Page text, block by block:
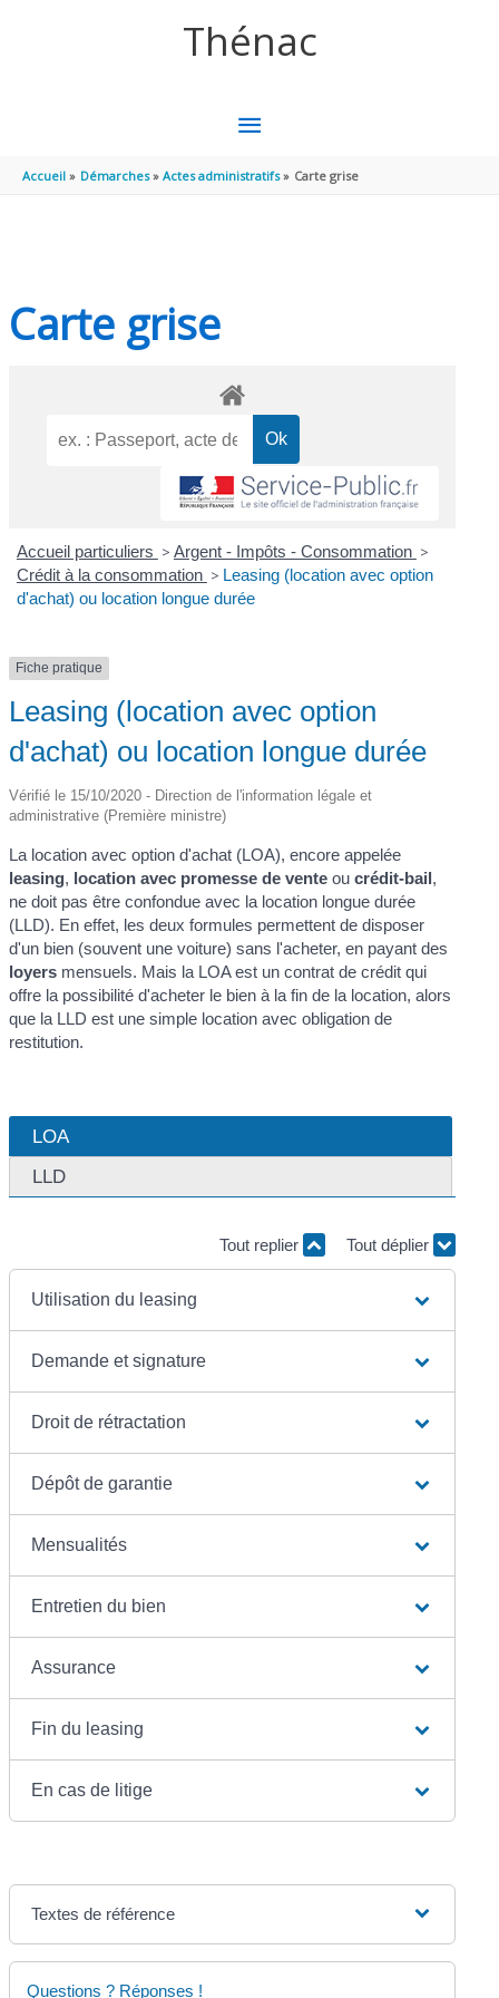
Thénac
MENU
PRINCIPAL
Accueil Démarches Actes administratifs Carte grise
Carte grise
Accueil particuliers > Argent - Impôts - Consommation >
Crédit à la consommation > Leasing (location avec option
d'achat) ou location longue durée
Fiche pratique
Leasing (location avec option
d'achat) ou location longue durée
Vérifié le 15/10/2020 - Direction de l'information légale et
administrative (Première ministre)
La location avec option d'achat (LOA), encore appelée
leasing, location avec promesse de vente oucrédit-bail,
ne doit pas être confondue avec la location longue durée
(LLD). En effet, les deux formules permettent de disposer
d'un bien (souvent une voiture) sans l'acheter, en payant des
loyers mensuels. Mais la LOA est un contrat de crédit qui
offre la possibilité d'acheter le bien à la fin de la location, alors
que la LLD est une simple location avec obligation de
restitution.
LOA
LLD
Tout replier Tout déplier
Utilisation du leasing
Demande et signature
Droit de rétractation
Dépôt de garantie
Mensualités
Entretien du bien
Assurance
Fin du leasing
En cas de litige
Textes de référence
Questions ? Réponses !